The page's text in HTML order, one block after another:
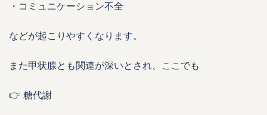
・コミュニケーション不全
などが起こりやすくなります。
また甲状腺とも関連が深いとされ、ここでも
👉 糖代謝